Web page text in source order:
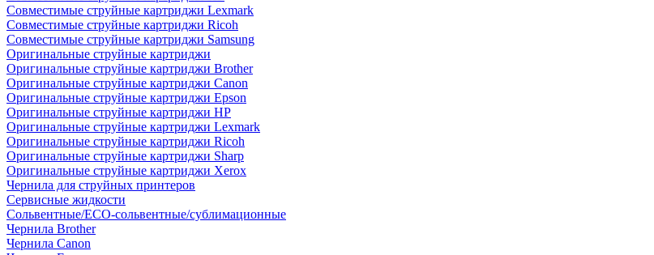
Совместимые струйные картриджи Lexmark
Совместимые струйные картриджи Ricoh
Совместимые струйные картриджи Samsung
Оригинальные струйные картриджи
Оригинальные струйные картриджи Brother
Оригинальные струйные картриджи Canon
Оригинальные струйные картриджи Epson
Оригинальные струйные картриджи HP
Оригинальные струйные картриджи Lexmark
Оригинальные струйные картриджи Ricoh
Оригинальные струйные картриджи Sharp
Оригинальные струйные картриджи Xerox
Чернила для струйных принтеров
Сервисные жидкости
Сольвентные/ECO-сольвентные/сублимационные
Чернила Brother
Чернила Canon